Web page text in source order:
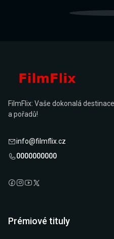
FilmFlix: Vaše dokonalá
a pořadů!
info@filmflix.cz
0000000000
Prémiové tituly